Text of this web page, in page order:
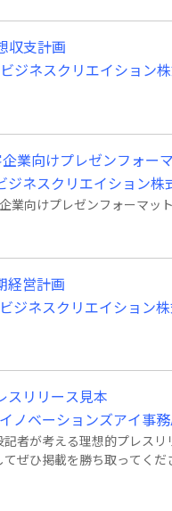
をチェックしてみてくださ
収支計画
ビジネスクリエイション
企業向けプレゼンフォー
ジネスクリエイション株
業向けプレゼンフォーマット
経営計画
ビジネスクリエイション
スリリース見本
イノベーションズアイ事
記者が考える理想的プレス
てぜひ掲載を勝ち取ってくだ